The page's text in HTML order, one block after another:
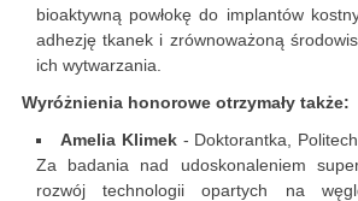
bioaktywną powłokę do implantów
adhezję tkanek i zrównoważoną
ich wytwarzania.
Wyróżnienia honorowe otrzymały także:
Amelia Klimek - Doktorantka,
Za badania nad udoskonaleniem
rozwój technologii opartych na